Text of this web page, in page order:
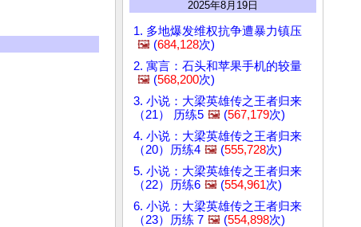
2025年8月19日
1. 多地爆发维权抗争遭暴力镇压
🖼️ (684,128次)
2. 寓言：石头和苹果手机的较量
🖼️ (568,200次)
3. 小说：大梁英雄传之王者归来
（21） 历练5 🖼️ (567,179次)
4. 小说：大梁英雄传之王者归来
（20）历练4 🖼️ (555,728次)
5. 小说：大梁英雄传之王者归来
（22）历练6 🖼️ (554,961次)
6. 小说：大梁英雄传之王者归来
（23）历练 7 🖼️ (554,898次)